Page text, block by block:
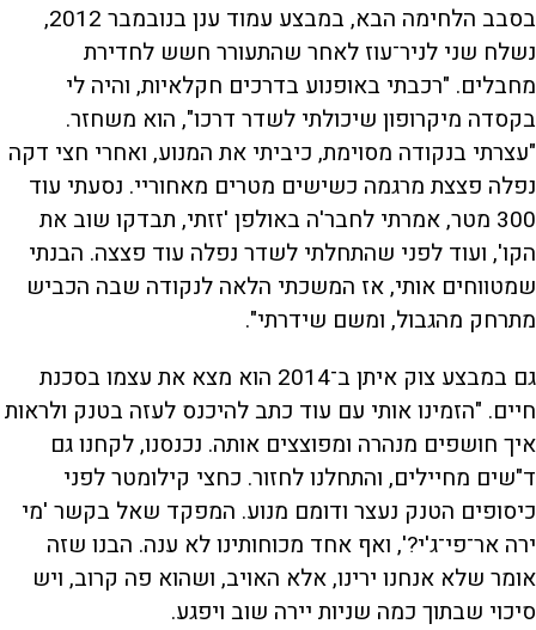
בסבב הלחימה הבא, במבצע עמוד ענן בנובמבר 2012,
נשלח שני לניר־עוז לאחר שהתעורר חשש לחדירת
מחבלים. "רכבתי באופנוע בדרכים חקלאיות, והיה לי
בקסדה מיקרופון שיכולתי לשדר דרכו", הוא משחזר.
"עצרתי בנקודה מסוימת, כיביתי את המנוע, ואחרי חצי דקה
נפלה פצצת מרגמה כשישים מטרים מאחוריי. נסעתי עוד
300 מטר, אמרתי לחבר'ה באולפן 'זזתי, תבדקו שוב את
הקו', ועוד לפני שהתחלתי לשדר נפלה עוד פצצה. הבנתי
שמטווחים אותי, אז המשכתי הלאה לנקודה שבה הכביש
מתרחק מהגבול, ומשם שידרתי".
גם במבצע צוק איתן ב־2014 הוא מצא את עצמו בסכנת
חיים. "הזמינו אותי עם עוד כתב להיכנס לעזה בטנק ולראות
איך חושפים מנהרה ומפוצצים אותה. נכנסנו, לקחנו גם
ד"שים מחיילים, והתחלנו לחזור. כחצי קילומטר לפני
כיסופים הטנק נעצר ודומם מנוע. המפקד שאל בקשר 'מי
ירה אר־פי־ג'י?', ואף אחד מכוחותינו לא ענה. הבנו שזה
אומר שלא אנחנו ירינו, אלא האויב, ושהוא פה קרוב, ויש
סיכוי שבתוך כמה שניות יירה שוב ויפגע.